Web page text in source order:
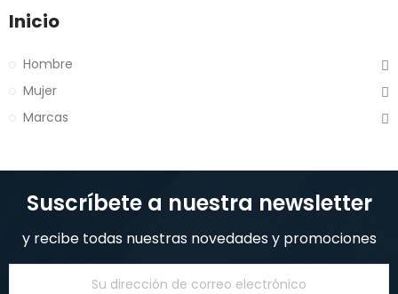
Inicio
Hombre
Mujer
Marcas
Suscríbete a nuestra newsletter
y recibe todas nuestras novedades y promociones